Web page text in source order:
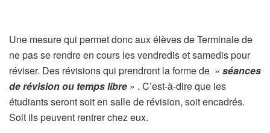
Une mesure qui permet donc aux élèves de Terminale de
ne pas se rendre en cours les vendredis et samedis pour
réviser. Des révisions qui prendront la forme de » séances
de révision ou temps libre » . C’est-à-dire que les
étudiants seront soit en salle de révision, soit encadrés.
Soit ils peuvent rentrer chez eux.